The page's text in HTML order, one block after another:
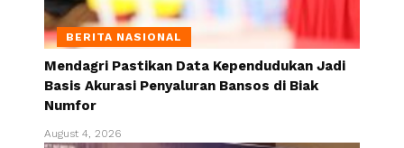
BERITA NASIONAL
Mendagri Pastikan Data Kependudukan Jadi
Basis Akurasi Penyaluran Bansos di Biak
Numfor
August 4, 2026